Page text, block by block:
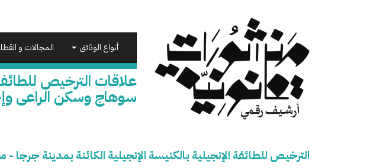
أنواع الوثائق المجالات و
علاقات الترخيص
سوهاج وسكن الراعى
الترخيص للطائفة الإنجيلية بالكنيسة الإنجيلية الكائنة بمدينة